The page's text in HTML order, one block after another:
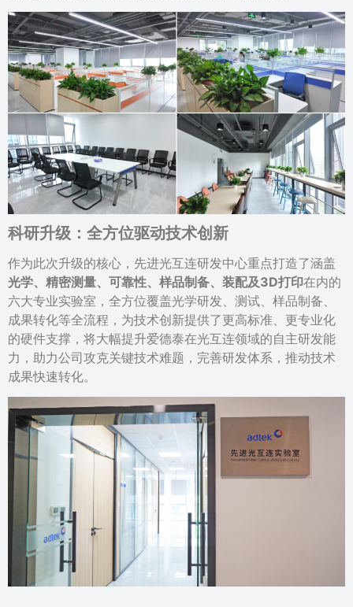
科研升级：全方位驱动技术创新
作为此次升级的核心，先进光互连研发中心重点打造了涵盖
光学、精密测量、可靠性、样品制备、装配及3D打印在内的
六大专业实验室，全方位覆盖光学研发、测试、样品制备、
成果转化等全流程，为技术创新提供了更高标准、更专业化
的硬件支撑，将大幅提升爱德泰在光互连领域的自主研发能
力，助力公司攻克关键技术难题，完善研发体系，推动技术
成果快速转化。